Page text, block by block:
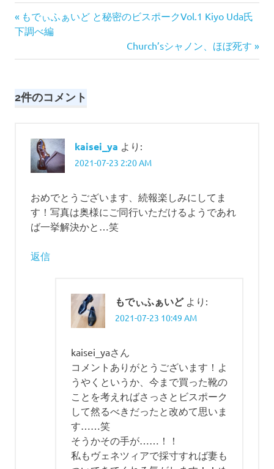
投
ビ
ー
シ
ョ
ン
前
の
事:
もでぃふぁいど と秘密のビスポークVol.1 Kiyo Uda氏
下調べ編
次
の
Church’sシャノン、ほぼ死す
2件のコメント
kaisei_ya より:
2021-07-23 2:20 AM
おめでとうございます、続報楽しみにしてま
す！写真は奥様にご同行いただけるようであれ
ば一挙解決かと…笑
返信
もでぃふぁいど より:
2021-07-23 10:49 AM
kaisei_yaさん
コメントありがとうございます！よ
うやくというか、今まで買った靴の
ことを考えればさっさとビスポーク
して然るべきだったと改めて思いま
す……笑
そうかその手が……！！
私もヴェネツィアで採寸すれば妻も